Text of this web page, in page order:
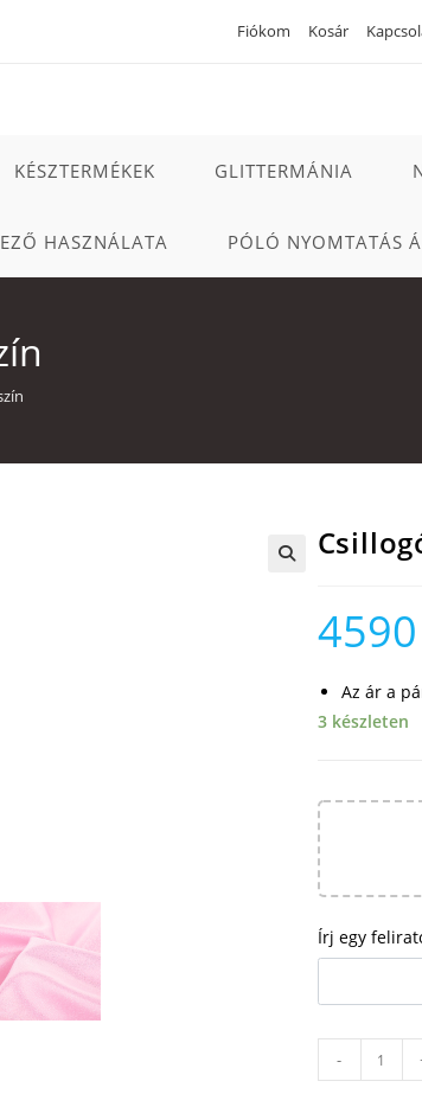
Fiókom Kosár
KÉSZTERMÉKEK GLITTERMÁNIA
HASZNÁLATA PÓLÓ NYOMTATÁS
4590
Az ár a
3 készleten
Írj egy
párna
-